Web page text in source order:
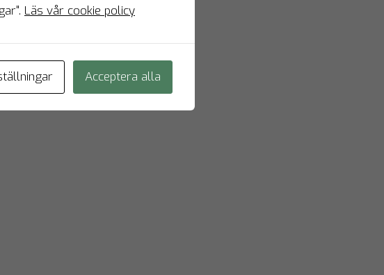
Läs vår cookie policy
Acceptera alla